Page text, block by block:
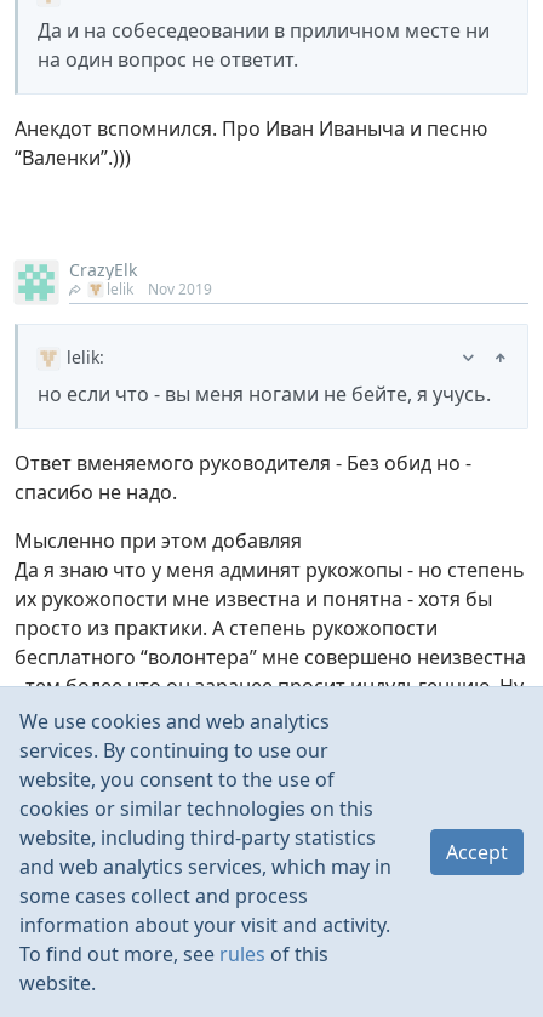
Да и на собеседеовании в приличном месте ни
на один вопрос не ответит.
Анекдот вспомнился. Про Иван Иваныча и песню
“Валенки”.)))
CrazyElk
lelik Nov 2019
lelik:
но если что - вы меня ногами не бейте, я учусь.
Ответ вменяемого руководителя - Без обид но -
спасибо не надо.
Мысленно при этом добавляя
Да я знаю что у меня админят рукожопы - но степень
их рукожопости мне известна и понятна - хотя бы
просто из практики. А степень рукожопости
бесплатного “волонтера” мне совершено неизвестна
- тем более что он заранее просит индульгенцию. Ну
его нах так рисковать.
Если уж и идти волонтером то идти не к начальству с
проектом революции и тотального улучшения а к
Админу - пусть и рукожопу. И уж его соблазнять
перспективой улучшить то что ему нормально
настраивать лень или руки не доходят или просто он
неспособен. И это по сути не за бесплано а за
“аренду стадиона” и возможность поиграть по
взрослому. Какой бы он ни был админ рукожоп но
бесплатная помощь и повышение качества его сети
We use cookies and web analytics
services. By continuing to use our
website, you consent to the use of
cookies or similar technologies on this
website, including third-party statistics
and web analytics services, which may in
some cases collect and process
information about your visit and activity.
To find out more, see rules of this
website.
Accept